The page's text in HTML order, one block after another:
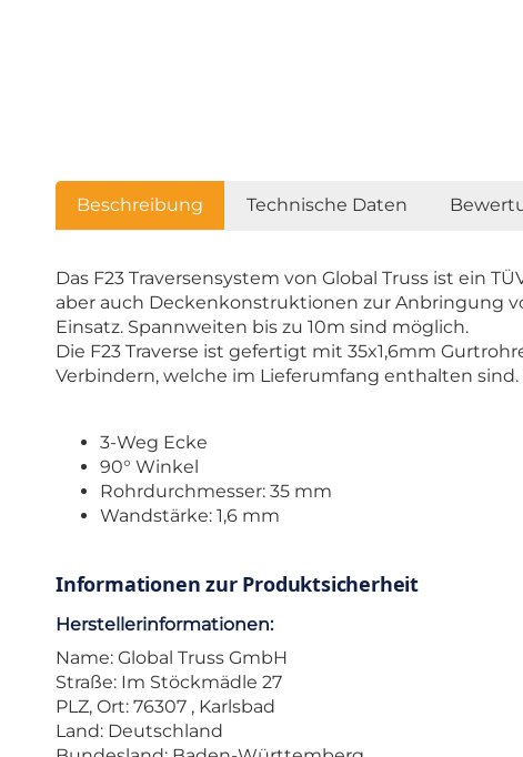
Beschreibung Technische Daten
Das F23 Traversensystem von Global Truss ist ein
aber auch Deckenkonstruktionen zur Anbringung
Einsatz. Spannweiten bis zu 10m sind möglich.
Die F23 Traverse ist gefertigt mit 35x1,6mm
Verbindern, welche im Lieferumfang enthalten
3-Weg Ecke
90° Winkel
Rohrdurchmesser: 35 mm
Wandstärke: 1,6 mm
Informationen zur Produktsicherheit
Herstellerinformationen:
Name: Global Truss GmbH
Straße: Im Stöckmädle 27
PLZ, Ort: 76307 , Karlsbad
Land: Deutschland